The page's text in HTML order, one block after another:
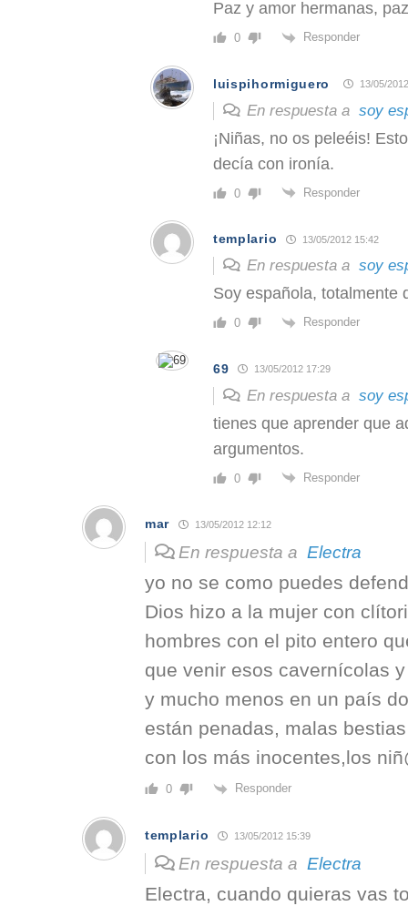
Paz y amor hermanas,
0 Responder
luispihormiguero 13/05/
En respuesta a soy
¡Niñas, no os peleéis!
decía con ironía.
0 Responder
templario 13/05/2012 15:42
En respuesta a soy
Soy española, totalmente
0 Responder
69 13/05/2012 17:29
En respuesta a soy
tienes que aprender que
argumentos.
0 Responder
mar 13/05/2012 12:12
En respuesta a Electra
yo no se como puedes
Dios hizo a la mujer con
hombres con el pito entero
que venir esos cavernícolas
y mucho menos en un país
están penadas, malas
con los más inocentes,los
0 Responder
templario 13/05/2012 15:39
En respuesta a Electra
Electra, cuando quieras vas